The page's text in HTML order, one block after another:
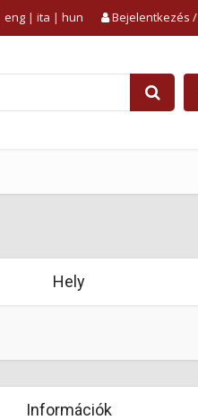
Bejelentkezés
eng | ita | hun
Hely
Információk